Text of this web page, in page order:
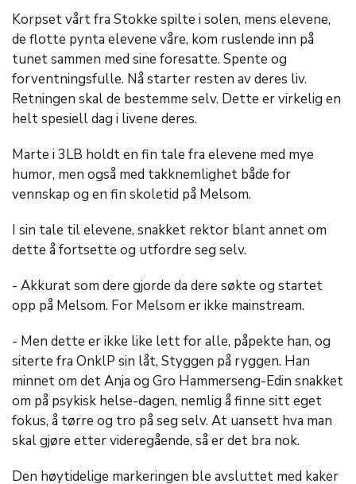
Korpset vårt fra Stokke spilte i solen, mens elevene,
de flotte pynta elevene våre, kom ruslende inn på
tunet sammen med sine foresatte. Spente og
forventningsfulle. Nå starter resten av deres liv.
Retningen skal de bestemme selv. Dette er virkelig en
helt spesiell dag i livene deres.
Marte i 3LB holdt en fin tale fra elevene med mye
humor, men også med takknemlighet både for
vennskap og en fin skoletid på Melsom.
I sin tale til elevene, snakket rektor blant annet om
dette å fortsette og utfordre seg selv.
- Akkurat som dere gjorde da dere søkte og startet
opp på Melsom. For Melsom er ikke mainstream.
- Men dette er ikke like lett for alle, påpekte han, og
siterte fra OnklP sin låt, Styggen på ryggen. Han
minnet om det Anja og Gro Hammerseng-Edin snakket
om på psykisk helse-dagen, nemlig å finne sitt eget
fokus, å tørre og tro på seg selv. At uansett hva man
skal gjøre etter videregående, så er det bra nok.
Den høytidelige markeringen ble avsluttet med kaker